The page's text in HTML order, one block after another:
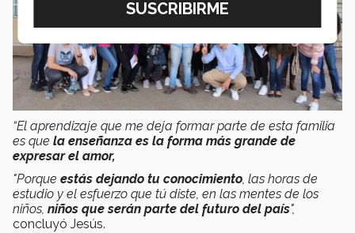
“El aprendizaje que me deja formar parte de esta familia
es que la enseñanza es la forma más grande de
expresar el amor,
"Porque estás dejando tu conocimiento, las horas de
estudio y el esfuerzo que tú diste, en las mentes de los
niños, niños que serán parte del futuro del país",
concluyó Jesús.